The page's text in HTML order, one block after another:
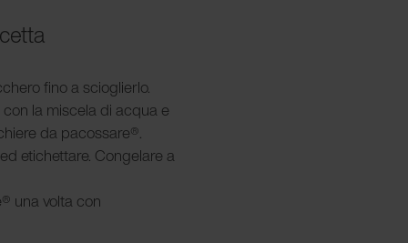
fino a scioglierlo.
la miscela di acqua e
da pacossare®.
etichettare. Congelare a
una volta con